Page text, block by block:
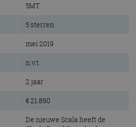
5MT
5 sterren
mei 2019
n.v.t.
2 jaar
€ 21.890
De nieuwe Scala heeft de